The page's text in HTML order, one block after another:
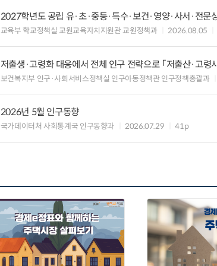
2027학년도 공립 유·초·중등·특수·보건·영양·사서·전문
교육부 학교정책실 교원교육자치지원관 교원정책과 2026.08.05
저출생·고령화 대응에서 전체 인구 전략으로 「저출산·고령
보건복지부 인구·사회서비스정책실 인구아동정책관 인구정책총괄과
2026년 5월 인구동향
국가데이터처 사회통계국 인구동향과 2026.07.29 41p